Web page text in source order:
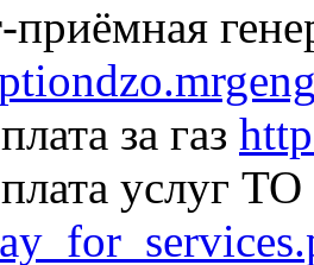
за газ
услуг